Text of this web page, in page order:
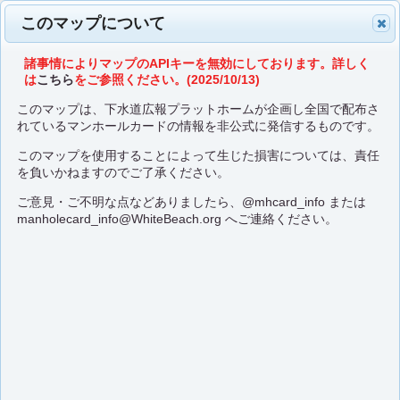
このマップについて
諸事情によりマップのAPIキーを無効にしております。詳しく
はこちらをご参照ください。(2025/10/13)
このマップは、下水道広報プラットホームが企画し全国で配布さ
れているマンホールカードの情報を非公式に発信するものです。
このマップを使用することによって生じた損害については、責任
を負いかねますのでご了承ください。
ご意見・ご不明な点などありましたら、 @mhcard_infoまたは
manholecard_info@WhiteBeach.org へご連絡ください。